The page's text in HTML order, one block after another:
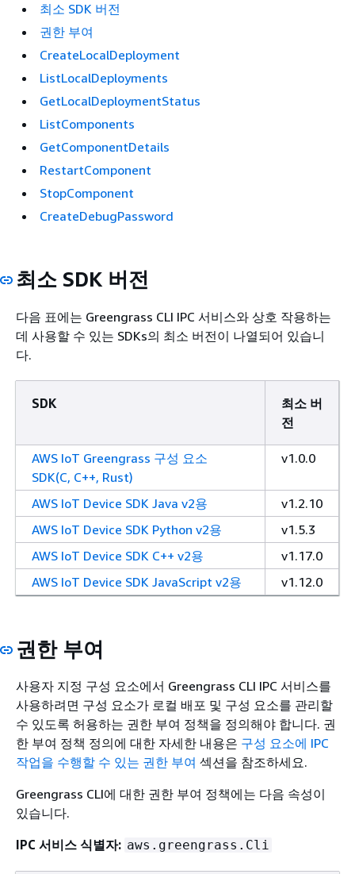
최소 SDK 버전
권한 부여
CreateLocalDeployment
ListLocalDeployments
GetLocalDeploymentStatus
ListComponents
GetComponentDetails
RestartComponent
StopComponent
CreateDebugPassword
최소 SDK 버전
다음 표에는 Greengrass CLI IPC 서비스와 상호 작용하는
데 사용할 수 있는 SDKs의 최소 버전이 나열되어 있습니
다.
SDK
최소 버
전
AWS IoT Greengrass 구성 요소
SDK(C, C++, Rust)
v1.0.0
AWS IoT Device SDK Java v2용
v1.2.10
AWS IoT Device SDK Python v2용
v1.5.3
AWS IoT Device SDK C++ v2용
v1.17.0
AWS IoT Device SDK JavaScript v2용
v1.12.0
권한 부여
사용자 지정 구성 요소에서 Greengrass CLI IPC 서비스를
사용하려면 구성 요소가 로컬 배포 및 구성 요소를 관리할
수 있도록 허용하는 권한 부여 정책을 정의해야 합니다. 권
한 부여 정책 정의에 대한 자세한 내용은 구성 요소에 IPC
작업을 수행할 수 있는 권한 부여 섹션을 참조하세요.
Greengrass CLI에 대한 권한 부여 정책에는 다음 속성이
있습니다.
IPC 서비스 식별자: aws.greengrass.Cli